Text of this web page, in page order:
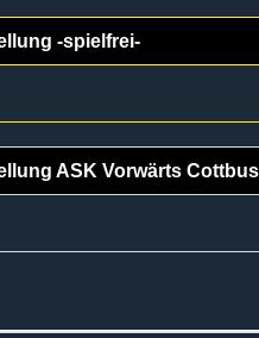
-spielfrei-
ASK Vorwärts Cottbus